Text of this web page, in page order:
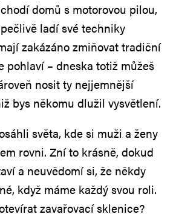
domů s motorovou pilou,
ladí své techniky
zakázáno zmiňovat tradiční
pohlaví – dneska totiž můžeš
nosit ty nejjemnější
bys někomu dlužil vysvětlení.
světa, kde si muži a ženy
rovni. Zní to krásně, dokud
a neuvědomí si, že někdy
když máme každý svou roli.
zavařovací sklenice?